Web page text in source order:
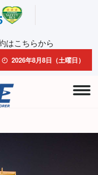
はこちらから
2026年8月8日（土曜日）